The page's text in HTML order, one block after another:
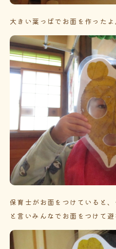
大きい葉っぱでお面を作ったよ
保育士がお面をつけていると、
と言いみんなでお面をつけて遊